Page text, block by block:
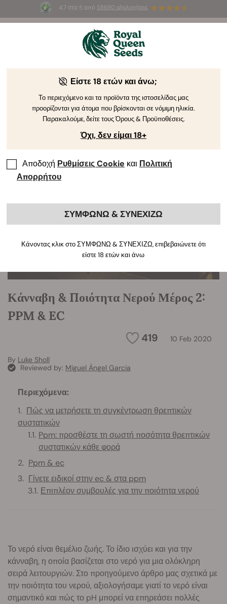
4.7 στα 5 από 58690 αξιολογήσεις
Summer Sales : Έως και -50%
προϊόντα! ⏤
Οδηγός Καλλιέργειας Κάνναβης από τη Royal Queen Seeds
Ευρετήριο Θεμάτων Οδηγού Καλλιέργειας
Κάνναβη & Ποιότητα Νερού Μέρος 2:
PPM & EC
419 10 Feb 2020
By Luke Sholl
Reviewed by: Miguel Ángel Garcia
Περιεχόμενα:
Πώς να μετρήσετε τη συγκέντρωση θρεπτικών
συστατικών
Ppm: προσθέστε τη σωστή ποσότητα θρεπτικών
συστατικών κάθε φορά
Ppm & ec
Γίνετε ειδικοί στην ec & στα ppm
Επιπλέον συμβουλές για την ποιότητα νερού
Το νερό είναι θεμέλιο ζωής. Το ίδιο ισχύει και για την
κάνναβη, η οποία βασίζεται στο νερό για μια ολόκληρη
σειρά λειτουργιών. Στο προηγούμενο άρθρο μας σχετικά με
την ποιότητα του νερού, αξιολογήσαμε γιατί το νερό είναι
σημαντικό και πώς το pH μπορεί να επηρεάσει πολλές
Είστε 18 ετών και άνω;
Το περιεχόμενο και τα προϊόντα της ιστοσελίδας μας
προορίζονται για άτομα που βρίσκονται σε νόμιμη ηλικία.
Παρακαλούμε, δείτε τους Όρους & Προϋποθέσεις.
Όχι, δεν είμαι 18+
Αποδοχή Ρυθμίσεις Cookie και Πολιτική
Απορρήτου
ΣΥΜΦΩΝΩ & ΣΥΝΕΧΙΖΩ
Κάνοντας κλικ στο ΣΥΜΦΩΝΩ & ΣΥΝΕΧΙΖΩ, επιβεβαιώνετε ότι
είστε 18 ετών και άνω